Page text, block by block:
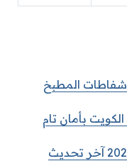
شفاطات المطبخ
بأمان تام
تحميل تطبيق اوريدو الكويت 2026 آخر تحديث